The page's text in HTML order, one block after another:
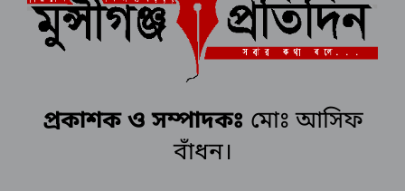
প্রকাশক ও সম্পাদকঃ মোঃ আসিফ
বাঁধন।